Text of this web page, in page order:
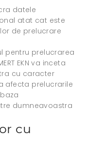
datele
atat cat este
de prelucrare
pentru prelucrarea
EKN va inceta
cu caracter
afecta prelucrarile
dumneavoastra
cu